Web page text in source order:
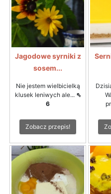
Jagodowe syrniki z
sosem...
Nie jestem wielbicielką
klusek leniwych ale... ⇖
6
Zobacz przepis!